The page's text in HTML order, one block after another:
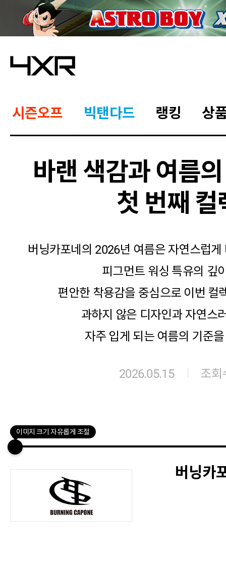
시즌오프 빅탠다드 랭킹 상
바랜 색감과 여름
첫 번째 컬
버닝카포네의 2026년 여름은 자연스럽
피그먼트 워싱 특유의 깊
편안한 착용감을 중심으로 이번 컬
과하지 않은 디자인과 자연스
자주 입게 되는 여름의 기준
2026.05.15 조회
이미지 크기 자유롭게 조절
버닝카